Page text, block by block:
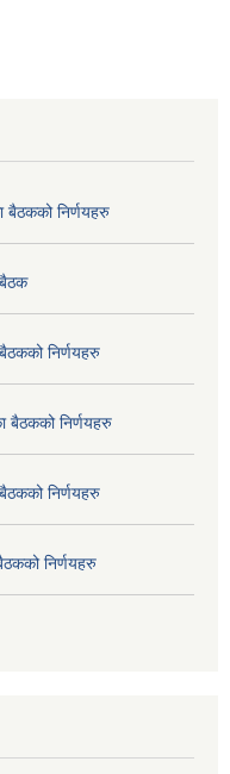
बैठकको निर्णयहरु
निर्णयहरु
बैठकको निर्णयहरु
निर्णयहरु
निर्णयहरु